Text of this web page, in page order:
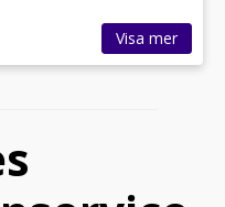
Visa mer